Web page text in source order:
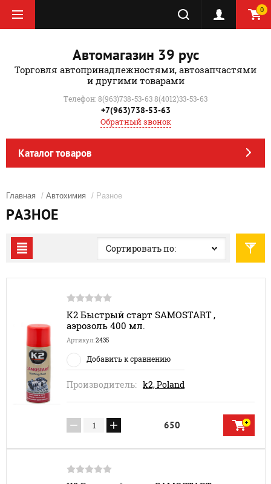
0
Автомагазин 39 рус
Торговля автопринадлежностями, автозапчастями
и другими товарами
Телефон: 8(963)738-53-63 8(4012)33-53-63
+7(963)738-53-63
Обратный звонок
Каталог товаров
Главная / Автохимия / Разное
РАЗНОЕ
Сортировать по:
K2 Быстрый старт SAMOSTART ,
аэрозоль 400 мл.
Артикул:2435
Добавить к сравнению
Производитель: k2, Poland
− + 650